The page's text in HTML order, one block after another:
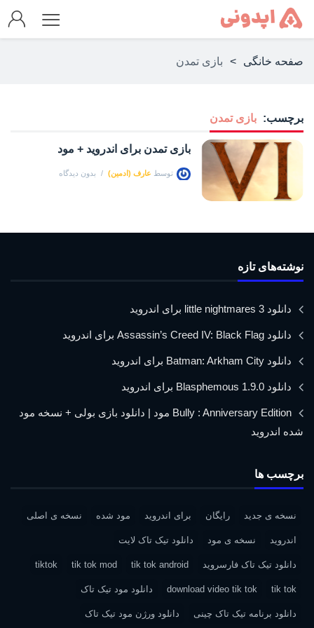
صفحه خانگی > بازی تمدن
برچسب: بازی تمدن
بازی تمدن برای اندروید + مود
توسط عارف (ادمین) بدون دیدگاه
نوشته‌های تازه
دانلود little nightmares 3 برای اندروید
دانلود Assassin’s Creed IV: Black Flag برای اندروید
دانلود Batman: Arkham City برای اندروید
دانلود Blasphemous 1.9.0 برای اندروید
Bully : Anniversary Edition مود | دانلود بازی بولی + نسخه مود
شده اندروید
برچسب ها
نسخه ی جدید رایگان برای اندروید مود شده نسخه ی اصلی
اندروید نسخه ی مود دانلود تیک تاک لایت
دانلود تیک تاک فارسروید tik tok android
tik tok mod
tiktok
tik tok
download video tik tok دانلود مود تیک تاک
دانلود برنامه تیک تاک چینی دانلود ورژن مود تیک تاک